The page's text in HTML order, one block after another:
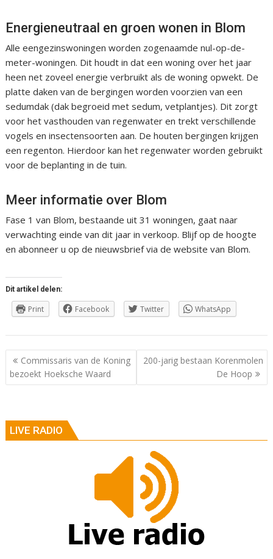
Energieneutraal en groen wonen in Blom
Alle eengezinswoningen worden zogenaamde nul-op-de-
meter-woningen. Dit houdt in dat een woning over het jaar
heen net zoveel energie verbruikt als de woning opwekt. De
platte daken van de bergingen worden voorzien van een
sedumdak (dak begroeid met sedum, vetplantjes). Dit zorgt
voor het vasthouden van regenwater en trekt verschillende
vogels en insectensoorten aan. De houten bergingen krijgen
een regenton. Hierdoor kan het regenwater worden gebruikt
voor de beplanting in de tuin.
Meer informatie over Blom
Fase 1 van Blom, bestaande uit 31 woningen, gaat naar
verwachting einde van dit jaar in verkoop. Blijf op de hoogte
en abonneer u op de nieuwsbrief via de website van Blom.
Dit artikel delen:
Print Facebook Twitter WhatsApp
Berichtnavigatie
Commissaris van de Koning
bezoekt Hoeksche Waard
200-jarig bestaan Korenmolen
De Hoop
LIVE RADIO